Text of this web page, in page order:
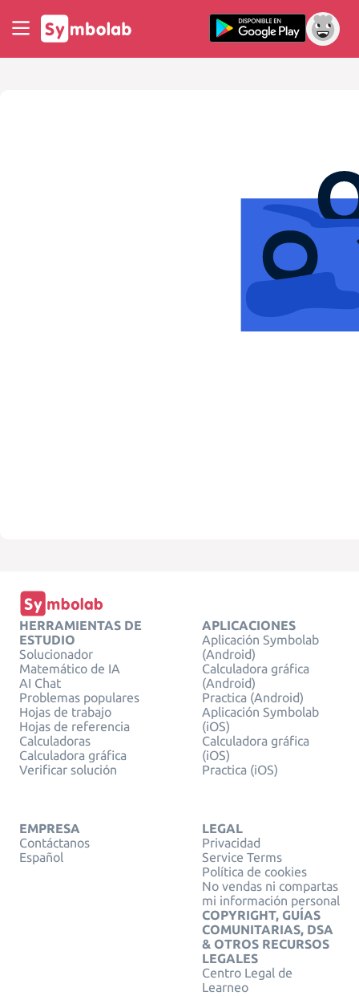
HERRAMIENTAS DE
ESTUDIO
Solucionador
Matemático de IA
AI Chat
Problemas populares
Hojas de trabajo
Hojas de referencia
Calculadoras
Calculadora gráfica
Verificar solución
APLICACIONES
Aplicación Symbolab
(Android)
Calculadora gráfica
(Android)
Practica (Android)
Aplicación Symbolab
(iOS)
Calculadora gráfica
(iOS)
Practica (iOS)
EMPRESA
Contáctanos
Español
LEGAL
Privacidad
Service Terms
Política de cookies
No vendas ni compartas
mi información personal
COPYRIGHT, GUÍAS
COMUNITARIAS, DSA
& OTROS RECURSOS
LEGALES
Centro Legal de
Learneo